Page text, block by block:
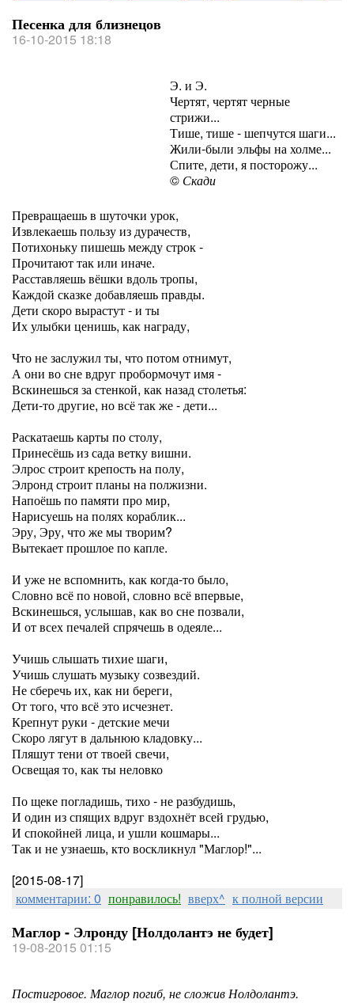
Песенка для близнецов
16-10-2015 18:18
Э. и Э.
Чертят, чертят черные
стрижи...
Тише, тише - шепчутся шаги...
Жили-были эльфы на холме...
Спите, дети, я посторожу...
© Скади
Превращаешь в шуточки урок,
Извлекаешь пользу из дурачеств,
Потихоньку пишешь между строк -
Прочитают так или иначе.
Расставляешь вёшки вдоль тропы,
Каждой сказке добавляешь правды.
Дети скоро вырастут - и ты
Их улыбки ценишь, как награду,
Что не заслужил ты, что потом отнимут,
А они во сне вдруг пробормочут имя -
Вскинешься за стенкой, как назад столетья:
Дети-то другие, но всё так же - дети...
Раскатаешь карты по столу,
Принесёшь из сада ветку вишни.
Элрос строит крепость на полу,
Элронд строит планы на полжизни.
Напоёшь по памяти про мир,
Нарисуешь на полях кораблик...
Эру, Эру, что же мы творим?
Вытекает прошлое по капле.
И уже не вспомнить, как когда-то было,
Словно всё по новой, словно всё впервые,
Вскинешься, услышав, как во сне позвали,
И от всех печалей спрячешь в одеяле...
Учишь слышать тихие шаги,
Учишь слушать музыку созвездий.
Не сберечь их, как ни береги,
От того, что всё это исчезнет.
Крепнут руки - детские мечи
Скоро лягут в дальнюю кладовку...
Пляшут тени от твоей свечи,
Освещая то, как ты неловко
По щеке погладишь, тихо - не разбудишь,
И один из спящих вдруг вздохнёт всей грудью,
И спокойней лица, и ушли кошмары...
Так и не узнаешь, кто воскликнул "Маглор!"...
[2015-08-17]
комментарии: 0 понравилось! вверх^ к полной версии
Маглор - Элронду [Нолдолантэ не будет]
19-08-2015 01:15
Постигровое. Маглор погиб, не сложив Нолдолантэ.